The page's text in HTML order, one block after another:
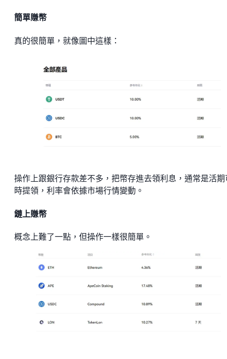
簡單賺幣
真的很簡單，就像圖中這樣：
操作上跟銀行存款差不多，把幣存進去領利息，通常是活期
時提領，利率會依據市場行情變動。
鏈上賺幣
概念上難了一點，但操作一樣很簡單。